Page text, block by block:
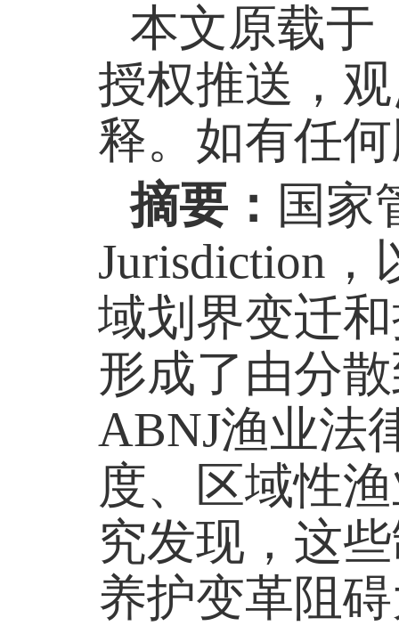
本文原载于
授权推送，
释。如有任
摘要： 国家
Jurisdiction
域划界变迁
形成了由分
ABNJ渔业法
度、区域性
究发现，这
养护变革阻